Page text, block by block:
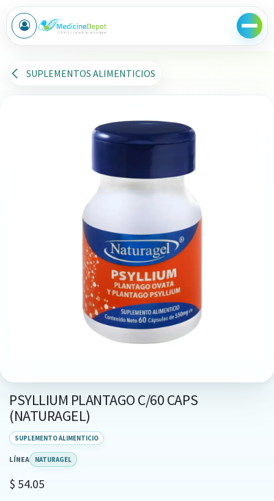
Ir al contenido
SUPLEMENTOS ALIMENTICIOS
PSYLLIUM PLANTAGO C/60 CAPS
(NATURAGEL)
SUPLEMENTO ALIMENTICIO
LÍNEA NATURAGEL
$ 54.05